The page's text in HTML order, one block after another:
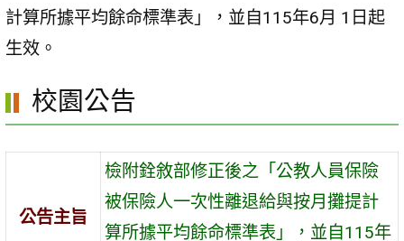
內
容
計算所據平均餘命標準表」，並自115年6月 1日起
生效。
校園公告
公告主旨
檢附銓敘部修正後之「公教人員保險
被保險人一次性離退給與按月攤提計
算所據平均餘命標準表」，並自115年